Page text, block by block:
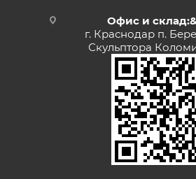
Офис и
г. Краснодар п.
Скульптора